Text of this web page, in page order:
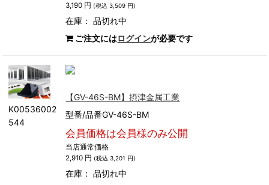
3,190 円 (税込 3,509 円)
在庫：品切れ中
ご注文にはログインが必要です
K00536002
544
【GV-46S-BM】摂津金属工業
型番/品番GV-46S-BM
会員価格は会員様のみ公開
当店通常価格
2,910 円 (税込 3,201 円)
在庫：品切れ中